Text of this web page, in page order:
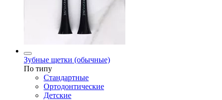
Зубные щетки (обычные)
По типу
Стандартные
Ортодонтические
Детские